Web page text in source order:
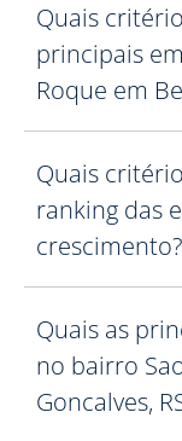
Quais
principais
Roque em
Quais
ranking das
crescimento?
Quais as
no bairro
Goncalves,